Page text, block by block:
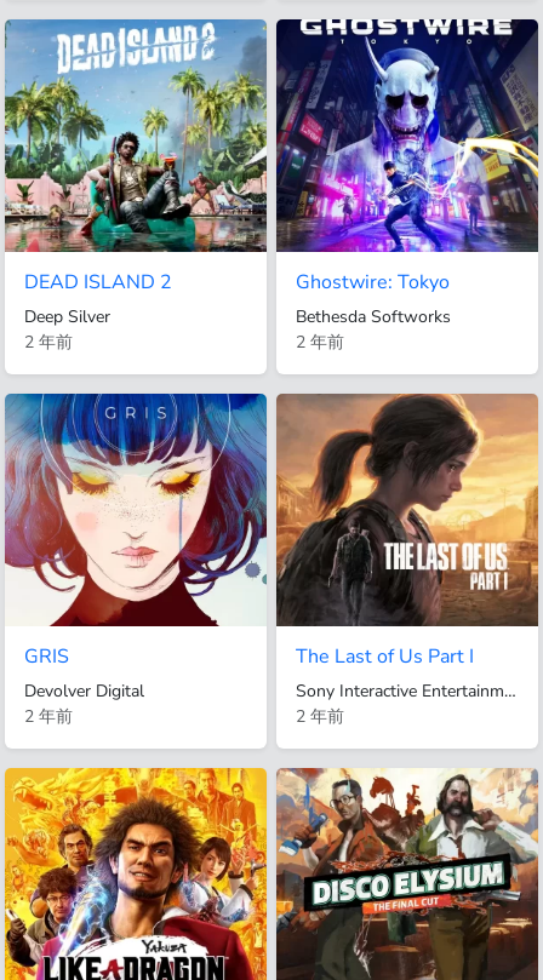
DEAD ISLAND 2
Deep Silver
2 年前
Ghostwire: Tokyo
Bethesda Softworks
2 年前
GRIS
Devolver Digital
2 年前
The Last of Us Part I
Sony Interactive Entertainment
2 年前